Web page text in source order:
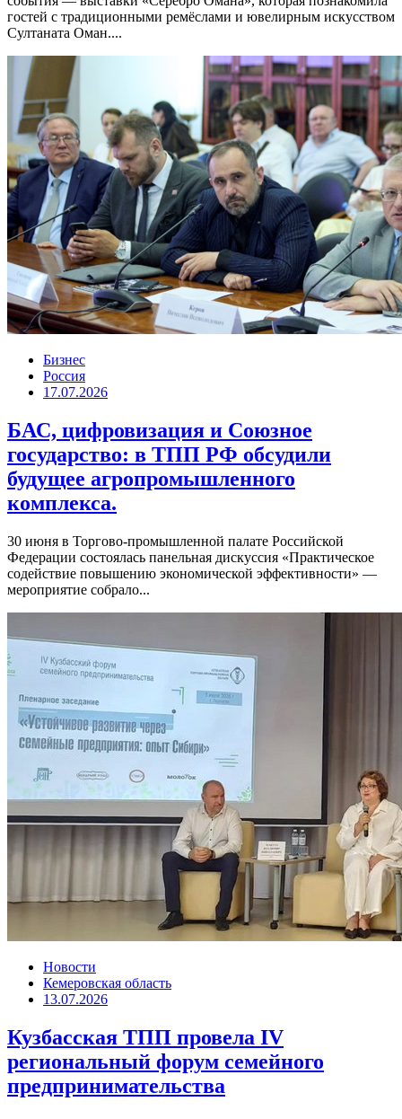
гостей с традиционными ремёслами и ювелирным искусством
Султаната Оман....
Бизнес
Россия
17.07.2026
БАС, цифровизация и Союзное
государство: в ТПП РФ обсудили
будущее агропромышленного
комплекса.
30 июня в Торгово-промышленной палате Российской
Федерации состоялась панельная дискуссия «Практическое
содействие повышению экономической эффективности» —
мероприятие собрало...
Новости
Кемеровская область
13.07.2026
Кузбасская ТПП провела IV
региональный форум семейного
предпринимательства